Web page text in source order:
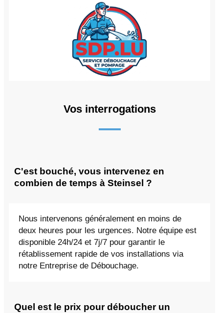
Vos interrogations
C'est bouché, vous intervenez en
combien de temps à Steinsel ?
Nous intervenons généralement en moins de
deux heures pour les urgences. Notre équipe est
disponible 24h/24 et 7j/7 pour garantir le
rétablissement rapide de vos installations via
notre Entreprise de Débouchage.
Quel est le prix pour déboucher un